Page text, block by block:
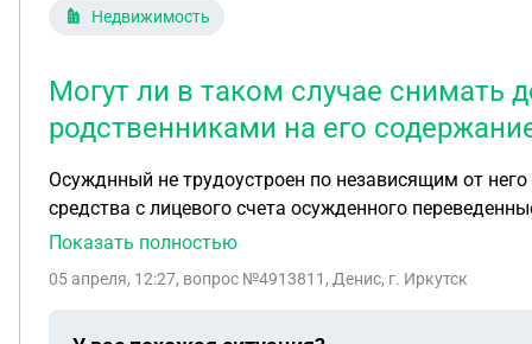
Недвижимость
Могут ли в таком случае снимать
родственниками на его
Осужднный не трудоустроен по независящим от
средства с лицевого счета осужденного
Показать полностью
05 апреля, 12:27, вопрос №4913811, Денис, г. Иркутск